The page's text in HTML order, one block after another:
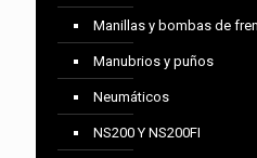
Manillas y bombas de
Manubrios y puños
Neumáticos
NS200 Y NS200FI